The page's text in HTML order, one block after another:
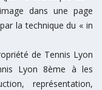
dans une page
la technique du « in
de Tennis Lyon
Lyon 8ème à les
représentation,